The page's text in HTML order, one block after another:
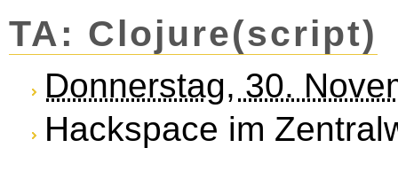
TA: Clojure(script)
Donnerstag, 30.
Hackspace im